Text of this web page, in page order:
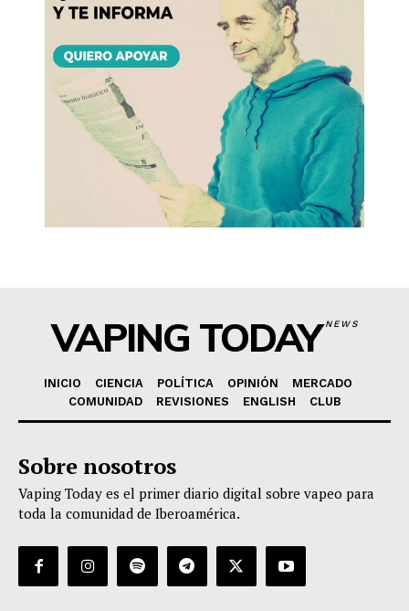
VAPING TODAYNEWS
INICIO CIENCIA POLÍTICA OPINIÓN
MERCADO
COMUNIDAD
REVISIONES ENGLISH CLUB
Sobre nosotros
Vaping Today es el primer diario digital sobre vapeo para
toda la comunidad de Iberoamérica.